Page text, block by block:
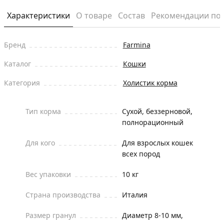
Характеристики О товаре Состав Рекомендации
Бренд
Farmina
Каталог
Кошки
Категория
Холистик корма
Тип корма
Сухой, беззерновой,
полнорационный
Для кого
Для взрослых кошек
всех пород
Вес упаковки 10 кг
Страна производства Италия
Размер гранул
Диаметр 8-10 мм,